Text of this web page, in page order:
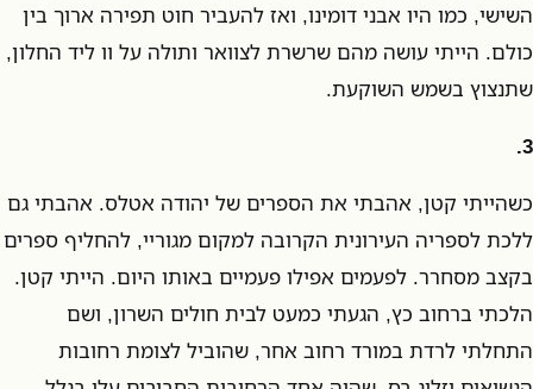
השישי, כמו היו אבני דומינו, ואז להעביר חוט תפירה ארוך בין
כולם. הייתי עושה מהם שרשרת לצוואר ותולה על וו ליד החלון,
שתנצוץ בשמש השוקעת.
3.
כשהייתי קטן, אהבתי את הספרים של יהודה אטלס. אהבתי גם
ללכת לספריה העירונית הקרובה למקום מגוריי, להחליף ספרים
בקצב מסחרר. לפעמים אפילו פעמיים באותו היום. הייתי קטן.
הלכתי ברחוב כץ, הגעתי כמעט לבית חולים השרון, ושם
התחלתי לרדת במורד רחוב אחר, שהוביל לצומת רחובות